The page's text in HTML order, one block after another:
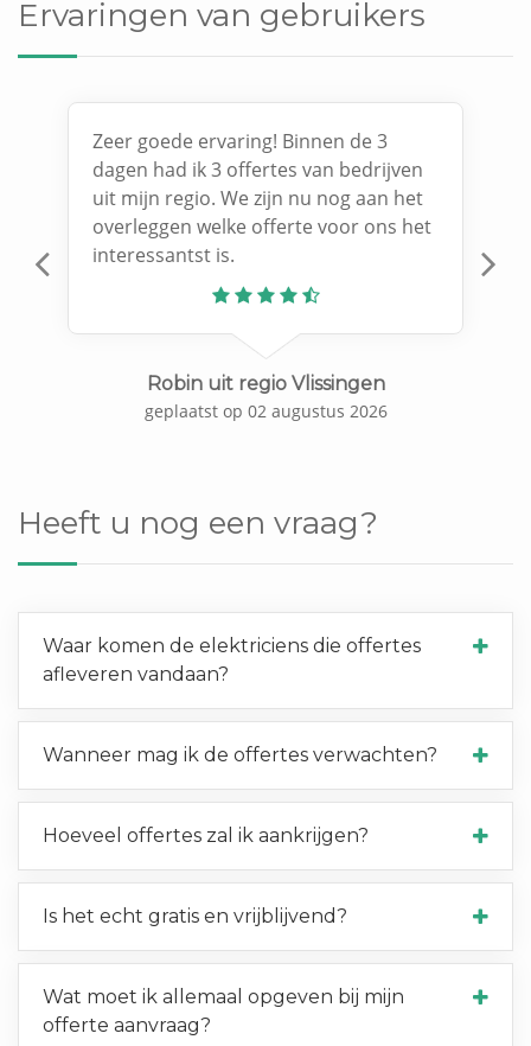
Ervaringen van gebruikers
Zeer goede ervaring! Binnen de 3
dagen had ik 3 offertes van bedrijven
uit mijn regio. We zijn nu nog aan het
overleggen welke offerte voor ons het
interessantst is.
Robin uit regio Vlissingen
geplaatst op 02 augustus 2026
Previous
Heeft u nog een vraag?
Waar komen de elektriciens die offertes
afleveren vandaan?
Wanneer mag ik de offertes verwachten?
Hoeveel offertes zal ik aankrijgen?
Is het echt gratis en vrijblijvend?
Wat moet ik allemaal opgeven bij mijn
offerte aanvraag?